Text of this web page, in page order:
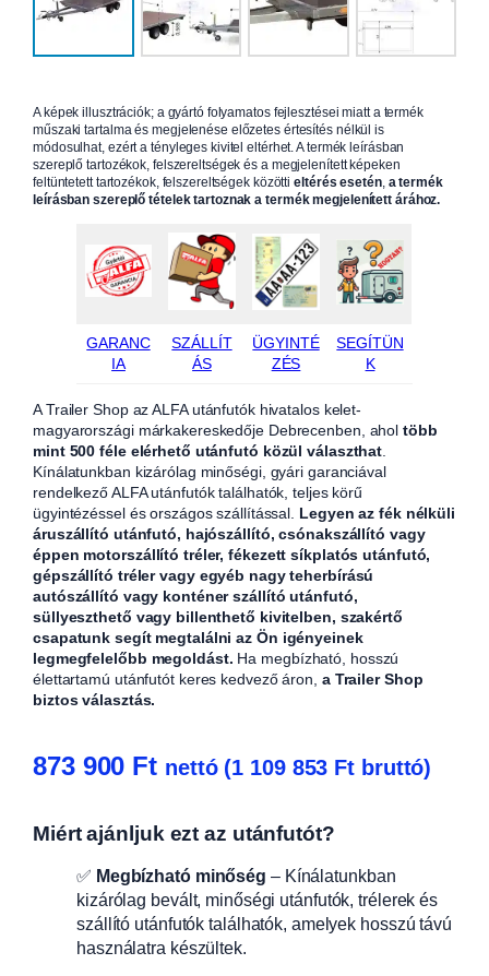
A képek illusztrációk; a gyártó folyamatos fejlesztései miatt a termék
műszaki tartalma és megjelenése előzetes értesítés nélkül is
módosulhat, ezért a tényleges kivitel eltérhet. A termék leírásban
szereplő tartozékok, felszereltségek és a megjelenített képeken
feltüntetett tartozékok, felszereltségek közöttieltérés esetén, a termék
leírásban szereplő tételek tartoznak a termék megjelenített árához.
GARANC
IA
SZÁLLÍT
ÁS
ÜGYINTÉ
ZÉS
SEGÍTÜN
K
A Trailer Shop az ALFA utánfutók hivatalos kelet-
magyarországi márkakereskedője Debrecenben, aholtöbb
mint 500 féle elérhető utánfutó közül választhat
Kínálatunkban kizárólag minőségi, gyári garanciával
rendelkező ALFA utánfutók találhatók, teljes körű
ügyintézéssel és országos szállítással. Legyen az fék nélküli
áruszállító utánfutó, hajószállító, csónakszállító vagy
éppen motorszállító tréler, fékezett síkplatós utánfutó,
gépszállító tréler vagy egyéb nagy teherbírású
autószállító vagy konténer szállító utánfutó,
süllyeszthető vagy billenthető kivitelben, szakértő
csapatunk segít megtalálni az Ön igényeinek
legmegfelelőbb megoldást. Ha megbízható, hosszú
élettartamú utánfutót keres kedvező áron, a Trailer Shop
biztos választás.
873 900 Ft nettó (1 109 853 Ft bruttó)
Miért ajánljuk ezt az utánfutót?
✅ Megbízható minőség – Kínálatunkban
kizárólag bevált, minőségi utánfutók, trélerek és
szállító utánfutók találhatók, amelyek hosszú távú
használatra készültek.